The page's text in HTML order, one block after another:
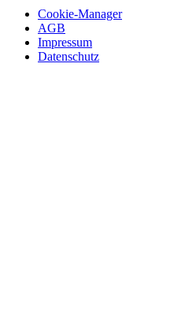
Cookie-Manager
AGB
Impressum
Datenschutz